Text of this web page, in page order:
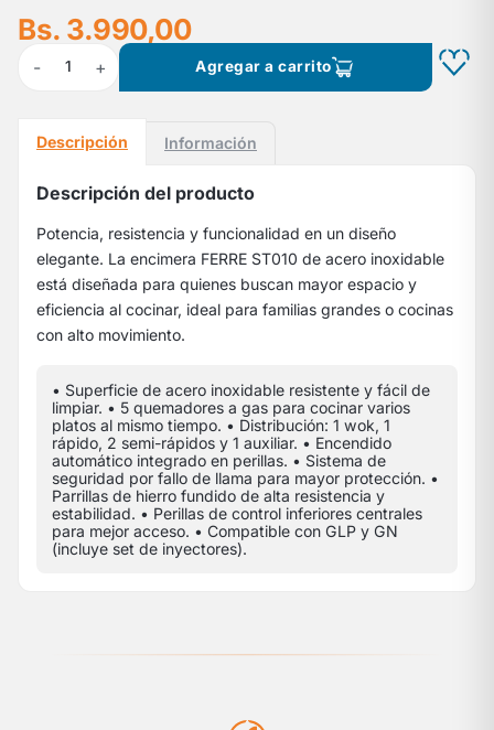
Bs. 3.990,00
- 1 + Agregar a carrito
Descripción Información
Descripción del producto
Potencia, resistencia y funcionalidad en un diseño
elegante. La encimera FERRE ST010 de acero inoxidable
está diseñada para quienes buscan mayor espacio y
eficiencia al cocinar, ideal para familias grandes o cocinas
con alto movimiento.
• Superficie de acero inoxidable resistente y fácil de
limpiar. • 5 quemadores a gas para cocinar varios
platos al mismo tiempo. • Distribución: 1 wok, 1
rápido, 2 semi-rápidos y 1 auxiliar. • Encendido
automático integrado en perillas. • Sistema de
seguridad por fallo de llama para mayor protección. •
Parrillas de hierro fundido de alta resistencia y
estabilidad. • Perillas de control inferiores centrales
para mejor acceso. • Compatible con GLP y GN
(incluye set de inyectores).